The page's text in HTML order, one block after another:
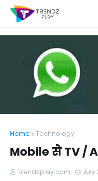
Home Technology
Mobile से TV /
Trendzplay.com July